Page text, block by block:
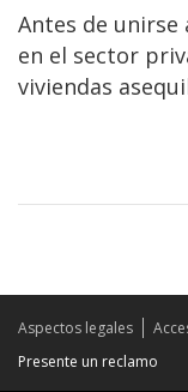
Antes de unirse
en el sector
viviendas
Aspectos legales
Presente un reclamo